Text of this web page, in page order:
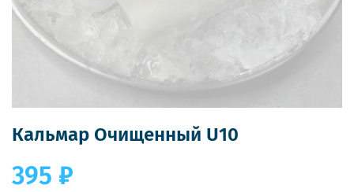
Кальмар Очищенный U10
395 ₽